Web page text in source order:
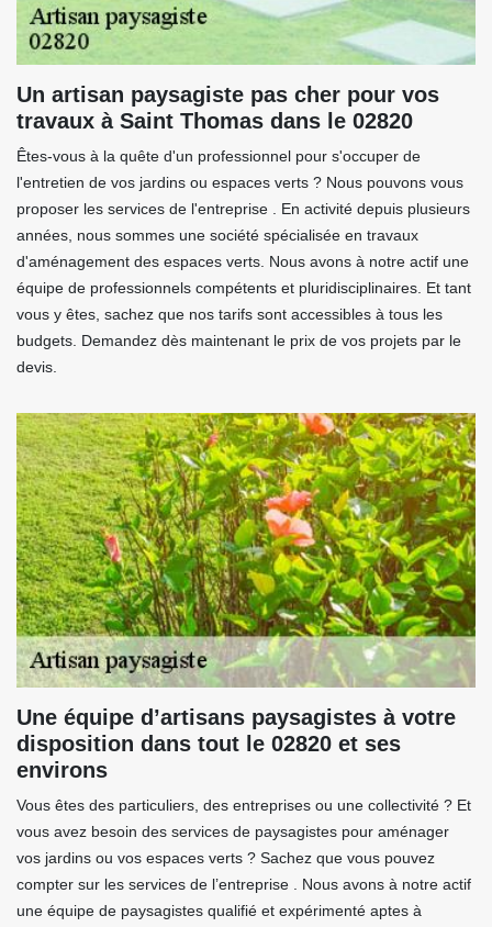
Un artisan paysagiste pas cher pour vos
travaux à Saint Thomas dans le 02820
Êtes-vous à la quête d'un professionnel pour s'occuper de
l'entretien de vos jardins ou espaces verts ? Nous pouvons vous
proposer les services de l'entreprise . En activité depuis plusieurs
années, nous sommes une société spécialisée en travaux
d'aménagement des espaces verts. Nous avons à notre actif une
équipe de professionnels compétents et pluridisciplinaires. Et tant
vous y êtes, sachez que nos tarifs sont accessibles à tous les
budgets. Demandez dès maintenant le prix de vos projets par le
devis.
Une équipe d’artisans paysagistes à votre
disposition dans tout le 02820 et ses
environs
Vous êtes des particuliers, des entreprises ou une collectivité ? Et
vous avez besoin des services de paysagistes pour aménager
vos jardins ou vos espaces verts ? Sachez que vous pouvez
compter sur les services de l’entreprise . Nous avons à notre actif
une équipe de paysagistes qualifié et expérimenté aptes à